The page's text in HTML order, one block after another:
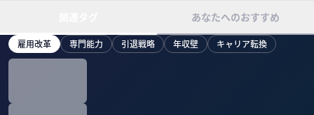
あなたへのおすすめ
雇用改革 専門能力 引退戦略 年収壁 キャリア転換